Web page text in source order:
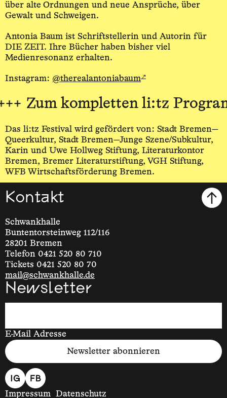
über alte Ordnungen und neue Ansprüche, über
Gewalt und Schweigen.
Antonia Baum ist Schriftstellerin und Autorin für
DIE ZEIT. Ihre Bücher haben bisher viel
Medienresonanz erhalten.
Instagram: @therealantoniabaum↗
Zum kompletten li:tz
Das li:tz Festival wird gefördert von: Stadt Bremen—
Queerkultur, Stadt Bremen—Junge Szene/Subkultur,
Karin und Uwe Hollweg Stiftung, Literaturkontor
Bremen, Bremer Literaturstiftung, VGH Stiftung,
WFB Wirtschaftsförderung Bremen.
Kontakt
Schwankhalle
Buntentorsteinweg 112/116
28201 Bremen
Telefon 0421 520 80 710
Tickets 0421 520 80 70
mail@schwankhalle.de
Newsletter
E-Mail Adresse
Newsletter abonnieren
Impressum Datenschutz